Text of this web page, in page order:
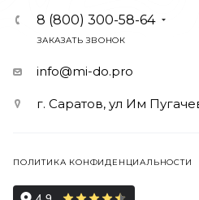
8 (800) 300-58-64
ЗАКАЗАТЬ ЗВОНОК
info@mi-do.pro
г. Саратов, ул Им
ПОЛИТИКА КОНФИДЕНЦИАЛЬНОСТИ